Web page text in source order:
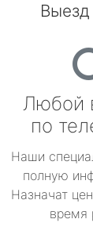
Любой
по
Наши
полную
Назначат
время